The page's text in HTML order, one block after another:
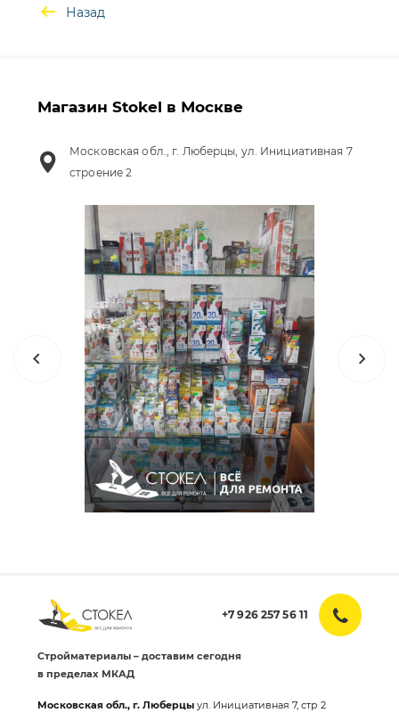
Назад
Магазин Stokel в Москве
Московская обл., г. Люберцы, ул. Инициативная 7
строение 2
+7 926 257 56 11
Стройматериалы – доставим сегодня
в пределах МКАД
Московская обл., г. Люберцы ул. Инициативная 7, стр 2